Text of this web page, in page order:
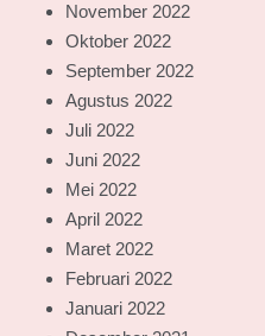
November 2022
Oktober 2022
September 2022
Agustus 2022
Juli 2022
Juni 2022
Mei 2022
April 2022
Maret 2022
Februari 2022
Januari 2022